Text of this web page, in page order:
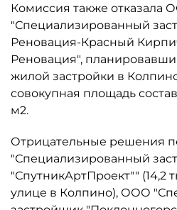
Комиссия также отказала
"Специализированный
Реновация-Красный
Реновация",
жилой застройки в
совокупная площадь
м2.
Отрицательные решения
"Специализированный
"СпутникАртПроект"" (14,2
улице в Колпино), ООО